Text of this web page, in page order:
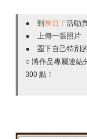
● 到 圈日子活動
● 上傳一張照片
● 圈下自己特別
○ 將作品專屬連結
300 點！